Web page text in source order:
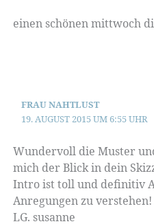
einen schönen mittwoch
FRAU NAHTLUST
19. AUGUST 2015 UM 6:55 UHR
Wundervoll die Muster
mich der Blick in dein
Intro ist toll und definitiv
Anregungen zu verstehen!
LG. susanne